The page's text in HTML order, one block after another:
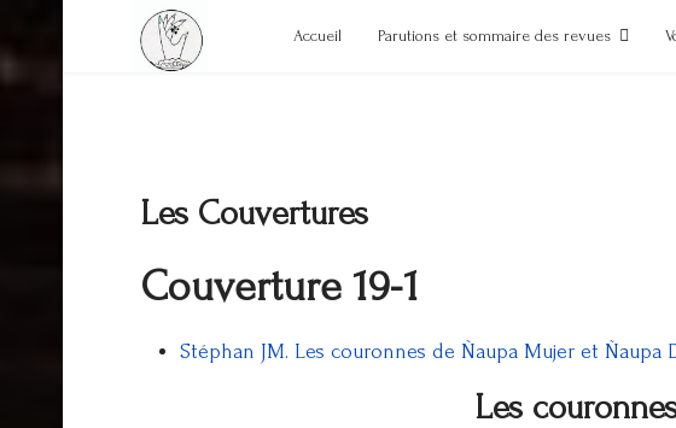
Accueil Parutions et sommaire des revues
Les Couvertures
Couverture 19-1
Stéphan JM. Les couronnes de Ñaupa Mujer et Ñaupa
Les